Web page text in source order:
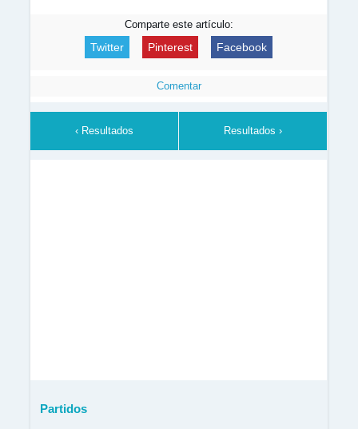
Comparte este artículo:
Twitter Pinterest Facebook
Comentar
‹ Resultados Resultados ›
Partidos